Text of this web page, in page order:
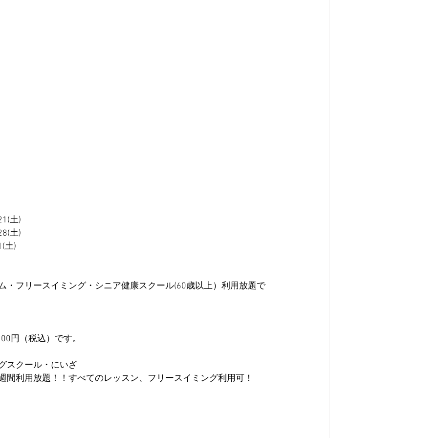
土)
土)
土)
・フリースイミング・シニア健康スクール(60歳以上）利用放題で
円（税込）です。
スクール・にいざ
間利用放題！！すべてのレッスン、フリースイミング利用可！